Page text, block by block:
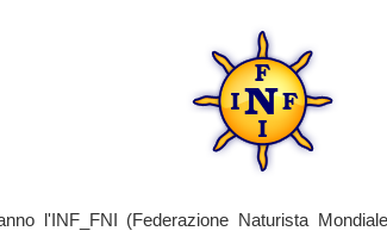
l'INF_FNI (Federazione Naturista